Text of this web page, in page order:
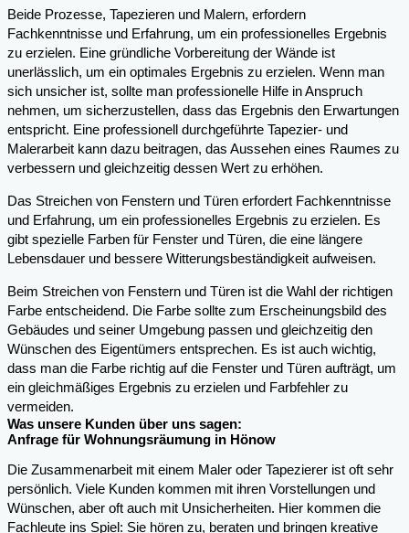
Beide Prozesse, Tapezieren und Malern, erfordern
Fachkenntnisse und Erfahrung, um ein professionelles Ergebnis
zu erzielen. Eine gründliche Vorbereitung der Wände ist
unerlässlich, um ein optimales Ergebnis zu erzielen. Wenn man
sich unsicher ist, sollte man professionelle Hilfe in Anspruch
nehmen, um sicherzustellen, dass das Ergebnis den Erwartungen
entspricht. Eine professionell durchgeführte Tapezier- und
Malerarbeit kann dazu beitragen, das Aussehen eines Raumes zu
verbessern und gleichzeitig dessen Wert zu erhöhen.
Das Streichen von Fenstern und Türen erfordert Fachkenntnisse
und Erfahrung, um ein professionelles Ergebnis zu erzielen. Es
gibt spezielle Farben für Fenster und Türen, die eine längere
Lebensdauer und bessere Witterungsbeständigkeit aufweisen.
Beim Streichen von Fenstern und Türen ist die Wahl der richtigen
Farbe entscheidend. Die Farbe sollte zum Erscheinungsbild des
Gebäudes und seiner Umgebung passen und gleichzeitig den
Wünschen des Eigentümers entsprechen. Es ist auch wichtig,
dass man die Farbe richtig auf die Fenster und Türen aufträgt, um
ein gleichmäßiges Ergebnis zu erzielen und Farbfehler zu
vermeiden.
Was unsere Kunden über uns sagen:
Anfrage für Wohnungsräumung in Hönow
Die Zusammenarbeit mit einem Maler oder Tapezierer ist oft sehr
persönlich. Viele Kunden kommen mit ihren Vorstellungen und
Wünschen, aber oft auch mit Unsicherheiten. Hier kommen die
Fachleute ins Spiel: Sie hören zu, beraten und bringen kreative